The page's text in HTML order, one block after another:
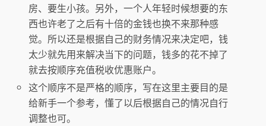
房、要生小孩。另外，一个人年轻时候想要的东
西也许老了之后有十倍的金钱也换不来那种感
觉。所以还是根据自己的财务情况来决定吧，钱
太少就先用来解决当下的问题，钱多的花不掉了
就去按顺序充值税收优惠账户。
这个顺序不是严格的顺序，写在这里主要目的是
给新手一个参考，懂了以后根据自己的情况自行
调整也可。